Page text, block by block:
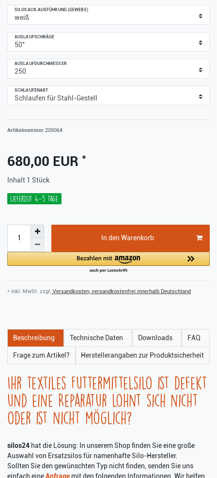
SILOSACK-AUSFÜHRUNG (GEWEBE)
AUSLAUFSCHRÄGE
AUSLAUFDURCHMESSER
SCHLAUFENART
Artikelnummer 205064
680,00 EUR *
Inhalt 1 Stück
Lieferzeit 4-5 Tage
In den Warenkorb
* inkl. MwSt. zzgl. Versandkosten, versandkostenfrei innerhalb Deutschland
Beschreibung Technische Daten Downloads FAQ
Frage zum Artikel? Herstellerangaben zur Produktsicherheit
Ihr textiles Futtermittelsilo ist defekt
und eine Reparatur lohnt sich nicht
oder ist nicht möglich?
silos24 hat die Lösung: In unserem Shop finden Sie eine große
Auswahl von Ersatzsilos für namenhafte Silo-Hersteller.
Sollten Sie den gewünschten Typ nicht finden, senden Sie uns
einfach eineAnfrage mit den folgenden Informationen. Wir helfen